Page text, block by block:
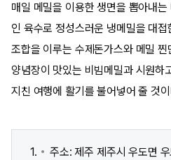
매일 메밀을 이용한 생면을 뽑아내
인 육수로 정성스러운 냉메밀을 대
조합을 이루는 수제돈가스와 메밀
양념장이 맛있는 비빔메밀과 시원하
지친 여행에 활기를 불어넣어 줄 것
주소: 제주 제주시 우도면